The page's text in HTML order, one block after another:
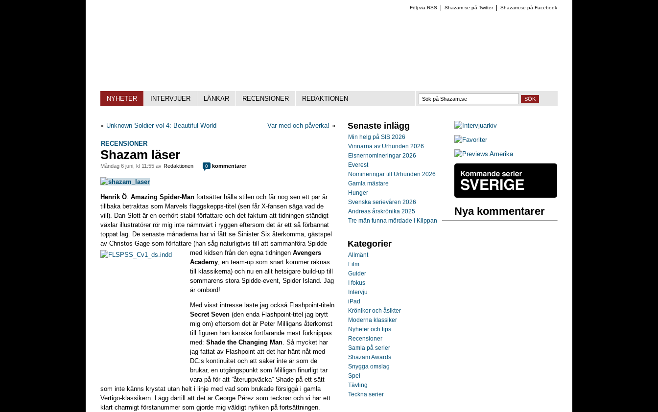
Shazam.se på Facebook
Shazam.se på Twitter
Följ via RSS
NYHETER INTERVJUER LÄNKAR RECENSIONER REDAKTIONEN SÖK
« Unknown Soldier vol 4: Beautiful World Var med och påverka! »
RECENSIONER
Shazam läser
måndag 6 juni, kl 11:55 av Redaktionen 0 kommentarer
Henrik Ö: Amazing Spider-Man fortsätter hålla stilen och får nog sen ett par år
tillbaka betraktas som Marvels flaggskepps-titel (sen får X-fansen säga vad de
vill). Dan Slott är en oerhört stabil författare och det faktum att tidningen ständigt
växlar illustratörer rör mig inte nämnvärt i ryggen eftersom det är ett så förbannat
toppat lag. De senaste månaderna har vi fått se Sinister Six återkomma, gästspel
av Christos Gage som författare (han såg naturligtvis till att sammanföra Spidde
med kidsen från den egna tidningen Avengers
Academy, en team-up som snart kommer räknas
till klassikerna) och nu en allt hetsigare build-up till
sommarens stora Spidde-event, Spider Island. Jag
är ombord!
Med visst intresse läste jag också Flashpoint-titeln
Secret Seven (den enda Flashpoint-titel jag brytt
mig om) eftersom det är Peter Milligans återkomst
till figuren han kanske fortfarande mest förknippas
med: Shade the Changing Man. Så mycket har
jag fattat av Flashpoint att det har hänt nåt med
DC:s kontinuitet och att saker inte är som de
brukar, en utgångspunkt som Milligan finurligt tar
vara på för att ”återuppväcka” Shade på ett sätt
som inte känns krystat utan helt i linje med vad som brukade försiggå i gamla
Vertigo-klassikern. Lägg därtill att det är George Pérez som tecknar och vi har ett
klart charmigt förstanummer som gjorde mig väldigt nyfiken på fortsättningen.
Senaste inlägg
Min helg på SIS 2026
Vinnarna av Urhunden 2026
Eisnernomineringar 2026
Everest
Nomineringar till Urhunden 2026
Gamla mästare
Hunger
Svenska serievåren 2026
Andreas årskrönika 2025
Tre män funna mördade i Klippan
Kategorier
Allmänt
Film
Guider
I fokus
Intervju
iPad
Krönikor och åsikter
Moderna klassiker
Nyheter och tips
Recensioner
Samla på serier
Shazam Awards
Snygga omslag
Spel
Tävling
Teckna serier
Nya kommentarer